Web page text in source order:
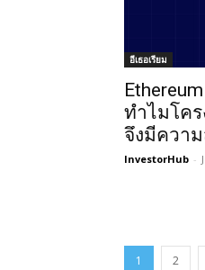
อีเธอเรียม
ทำไมโค
จึงมีควา
InvestorHub -
1 2